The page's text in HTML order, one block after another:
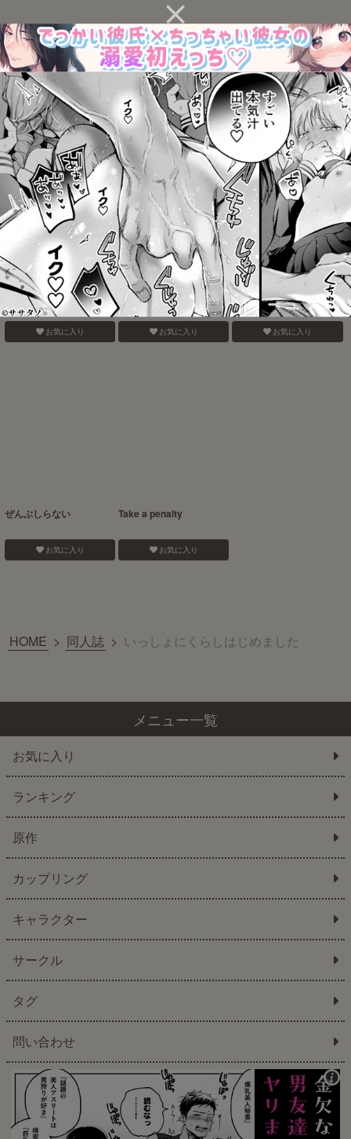
そこにお尻があったか
ら。
お気に入り
Blue Paranoia
お気に入り
バナナスプリットホット
ファッジサンデー
お気に入り
認知の力ってすげぇ！！
お気に入り
おねがいだからいいこと
聞いて
お気に入り
みたしてうそつきねこか
ぶり
お気に入り
ぜんぶしらない
お気に入り
Take a penalty
お気に入り
HOME > 同人誌 > いっしょにくらしはじめました
メニュー一覧
お気に入り
ランキング
原作
カップリング
キャラクター
サークル
タグ
問い合わせ